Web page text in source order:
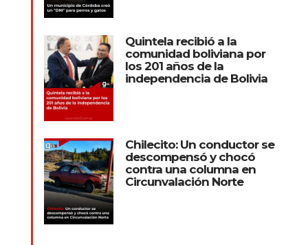
Quintela recibió a la
comunidad boliviana por
los 201 años de la
independencia de Bolivia
Chilecito: Un conductor se
descompensó y chocó
contra una columna en
Circunvalación Norte